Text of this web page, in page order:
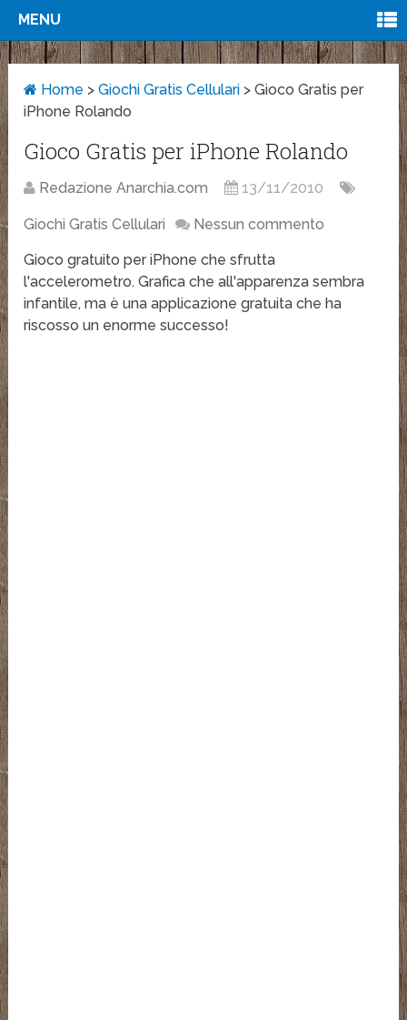
MENU
Home >Giochi Gratis Cellulari >Gioco Gratis per
iPhone Rolando
Gioco Gratis per iPhone Rolando
Redazione Anarchia.com 13/11/2010
Giochi Gratis Cellulari Nessun commento
Gioco gratuito per iPhone che sfrutta
l'accelerometro. Grafica che all'apparenza sembra
infantile, ma è una applicazione gratuita che ha
riscosso un enorme successo!